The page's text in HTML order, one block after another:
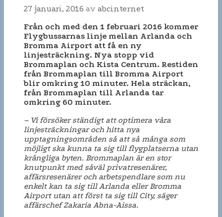
27 januari, 2016 av abcinternet
Från och med den 1 februari 2016 kommer
Flygbussarnas linje mellan Arlanda och
Bromma Airport att få en ny
linjesträckning. Nya stopp vid
Brommaplan och Kista Centrum. Restiden
från Brommaplan till Bromma Airport
blir omkring 10 minuter. Hela sträckan,
från Brommaplan till Arlanda tar
omkring 60 minuter.
– Vi försöker ständigt att optimera våra
linjesträckningar och hitta nya
upptagningsområden så att så många som
möjligt ska kunna ta sig till flygplatserna utan
krångliga byten. Brommaplan är en stor
knutpunkt med såväl privatresenärer,
affärsresenärer och arbetspendlare som nu
enkelt kan ta sig till Arlanda eller Bromma
Airport utan att först ta sig till City, säger
affärschef Zakaria Abna-Aissa.